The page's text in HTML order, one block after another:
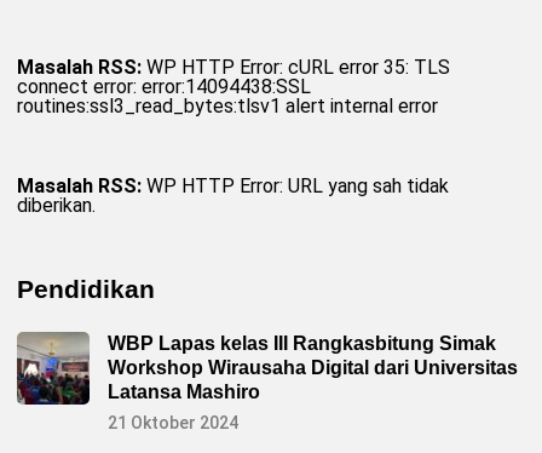
Masalah RSS: WP HTTP Error: cURL error 35: TLS
connect error: error:14094438:SSL
routines:ssl3_read_bytes:tlsv1 alert internal error
Masalah RSS: WP HTTP Error: URL yang sah tidak
diberikan.
Pendidikan
WBP Lapas kelas III Rangkasbitung Simak
Workshop Wirausaha Digital dari Universitas
Latansa Mashiro
21 Oktober 2024